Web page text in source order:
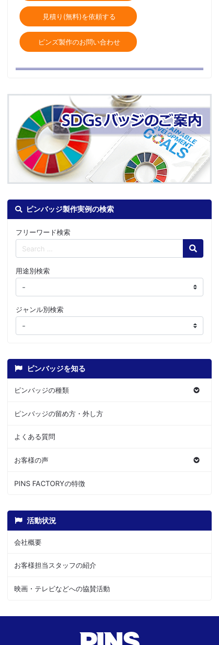
ピンバッジ製作実例の検索
フリーワード検索
Search
用途別検索
ジャンル別検索
ピンバッジを知る
ピンバッジの種類
ピンバッジの留め方・外し方
よくある質問
お客様の声
PINS FACTORYの特徴
活動状況
会社概要
お客様担当スタッフの紹介
映画・テレビなどへの協賛活動
見積り(無料)を依頼する
ピンズ製作のお問い合わせ